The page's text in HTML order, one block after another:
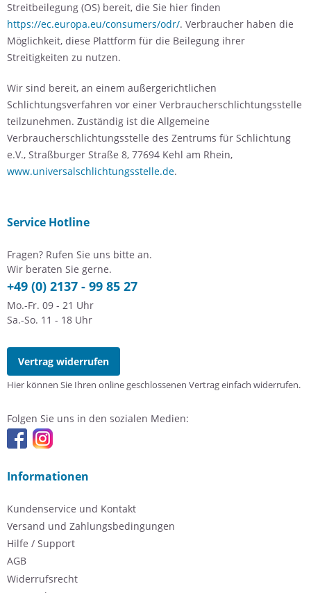
Streitbeilegung (OS) bereit, die Sie hier finden
https://ec.europa.eu/consumers/odr/. Verbraucher haben die
Möglichkeit, diese Plattform für die Beilegung ihrer
Streitigkeiten zu nutzen.
Wir sind bereit, an einem außergerichtlichen
Schlichtungsverfahren vor einer Verbraucherschlichtungsstelle
teilzunehmen. Zuständig ist die Allgemeine
Verbraucherschlichtungsstelle des Zentrums für Schlichtung
e.V., Straßburger Straße 8, 77694 Kehl am Rhein,
www.universalschlichtungsstelle.de.
Service Hotline
Fragen? Rufen Sie uns bitte an.
Wir beraten Sie gerne.
+49 (0) 2137 - 99 85 27
Mo.-Fr. 09 - 21 Uhr
Sa.-So. 11 - 18 Uhr
Vertrag widerrufen
Hier können Sie Ihren online geschlossenen Vertrag einfach widerrufen.
Folgen Sie uns in den sozialen Medien:
Informationen
Kundenservice und Kontakt
Versand und Zahlungsbedingungen
Hilfe / Support
AGB
Widerrufsrecht